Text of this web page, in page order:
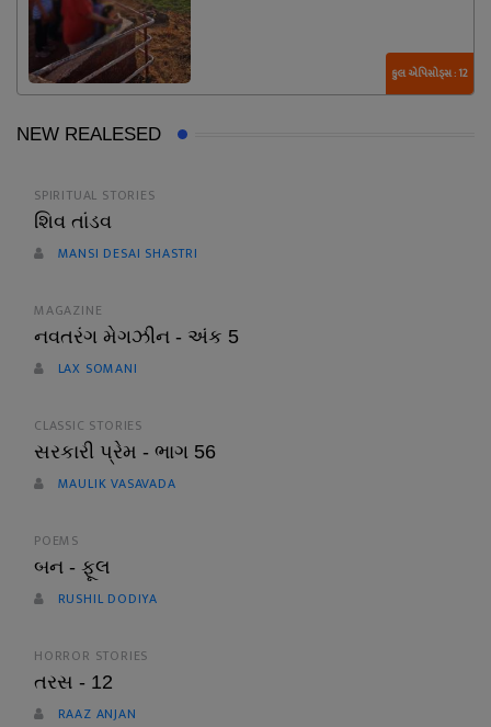
કુલ એપિસોડ્સ : 12
NEW REALESED
SPIRITUAL STORIES
શિવ તાંડવ
MANSI DESAI SHASTRI
MAGAZINE
નવતરંગ મેગઝીન - અંક 5
LAX SOMANI
CLASSIC STORIES
સરકારી પ્રેમ - ભાગ 56
MAULIK VASAVADA
POEMS
બન - ફૂલ
RUSHIL DODIYA
HORROR STORIES
તરસ - 12
RAAZ ANJAN